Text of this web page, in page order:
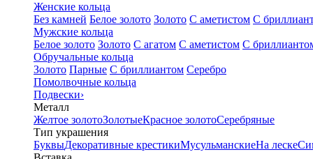
Женские кольца
Без камней Белое золото Золото С аметистом С
Мужские кольца
Белое золото Золото С агатом С аметистом С
Обручальные кольца
Золото Парные С бриллиантом Серебро
Помолвочные кольца
Подвески›
Металл
Желтое золотоЗолотыеКрасное золотоСеребряные
Тип украшения
БуквыДекоративные крестикиМусульманскиеНа леске